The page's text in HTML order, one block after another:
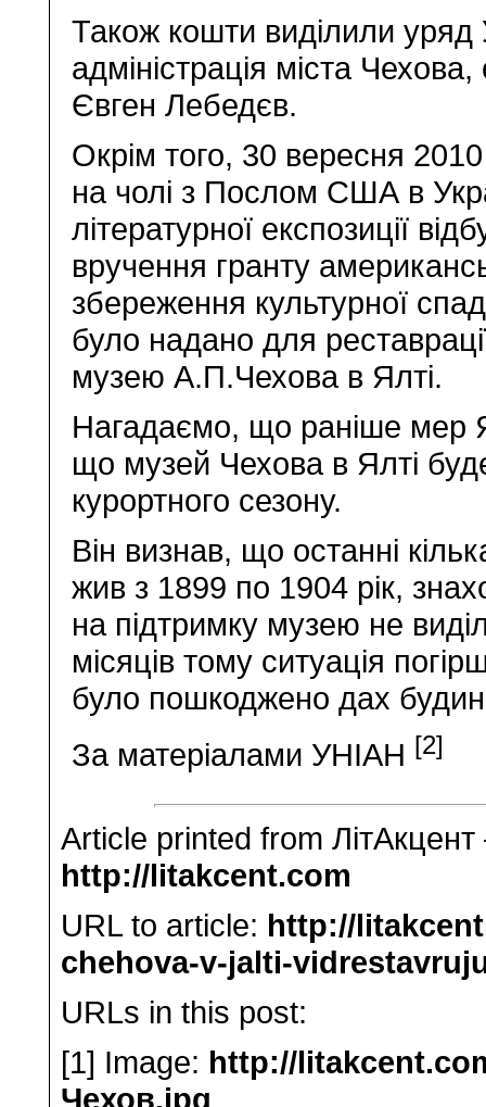
Також кошти виділили уряд
адміністрація міста
Євген Лебедєв.
Окрім того, 30 вересня
на чолі з Послом США в
літературної експозиції
вручення гранту
збереження культурної
було надано для
музею А.П.Чехова в Ялті.
Нагадаємо, що раніше мер
що музей Чехова в Ялті
курортного сезону.
Він визнав, що останні
жив з 1899 по 1904 рік,
на підтримку музею не
місяців тому ситуація
було пошкоджено дах
За матеріалами УНІАН [2]
Article printed from ЛітАкцент
http://litakcent.com
URL to article: http://
chehova-v-jalti-
URLs in this post:
[1] Image: http://
Чехов.jpg